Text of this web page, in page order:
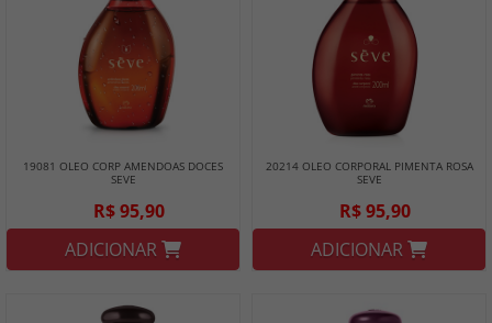
19081 OLEO CORP AMENDOAS DOCES
SEVE
R$ 95,90
ADICIONAR
20214 OLEO CORPORAL PIMENTA ROSA
SEVE
R$ 95,90
ADICIONAR